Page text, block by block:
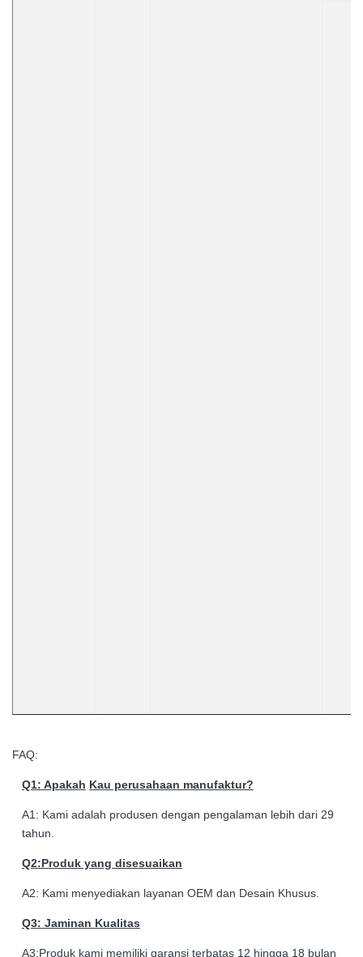
FAQ:
Q1: Apakah Kau perusahaan manufaktur?
A1: Kami adalah produsen dengan pengalaman lebih dari 29
tahun.
Q2:Produk yang disesuaikan
A2: Kami menyediakan layanan OEM dan Desain Khusus.
Q3: Jaminan Kualitas
A3:Produk kami memiliki garansi terbatas 12 hingga 18 bulan